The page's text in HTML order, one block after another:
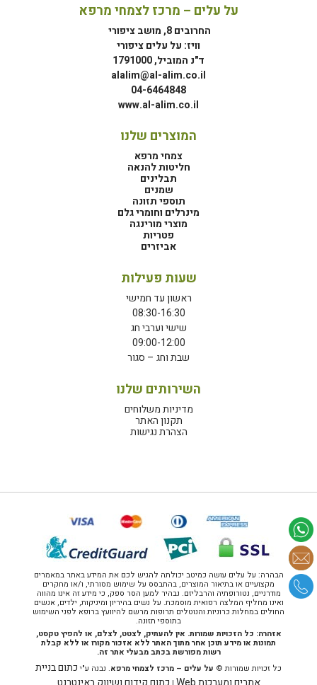
על עלים – מרכז לצמחי מרפא
החרובים 8, מושב ציפורי
וויז: על עלים ציפורי
ד"נ המוביל, 1791000
alalim@al-alim.co.il
04-6464848
www.al-alim.co.il
המוצרים שלנו
צמחי מרפא
חליטות להנאה
תבלינים
שמנים
תוספי תזונה
מינרלים וחומרי גלם
מוצרי מורינגה
פטריות
אביזרים
שעות פעילות
ראשון עד חמישי
08:30-16:30
שישי וערבי חג
09:00-12:00
שבת וחג – סגור
השירותים שלנו
מדיניות משלוחים
תקנון האתר
הצהרת נגישות
הבהרה: על עלים עושה כמיטב יכולתה להגיש לכם את המידע באתר במאמרים
מקצועיים או בתיאור המוצרים, בהתבסס על שימוש מסורתי, ו/או מחקרים
מודרניים, נטורופתיה והרבליזם. נבהיר למען הסר ספק, כי מידע זה אינו מהווה
ואינו מחליף המלצה רפואית מוסמכת. על נשים בהיריון ומיניקות, ילדים, אנשים
החולים במחלות כרוניות והנוטלים תרופות מרשם להיוועץ ברופא לפני השימוש
בתוספי תזונה.
אזהרה: כל הזכויות שמורות. אין להעתיק, לצטט, לצלם, או להפיץ טקסט,
תמונות או מידע תוכן אחר מתוך האתר ללא אזכור מקורו או ללא קבלת
רשות מפורשת בכתב מבעלי אתר זה.
כל זכויות שמורות © על עלים – מרכז לצמחי מרפא. נבנה ע"יכתום בניית